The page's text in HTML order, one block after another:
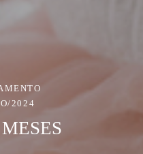
2024